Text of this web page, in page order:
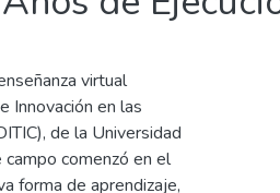
virtual
Innovación en las
de la Universidad
comenzó en el
forma de aprendizaje,